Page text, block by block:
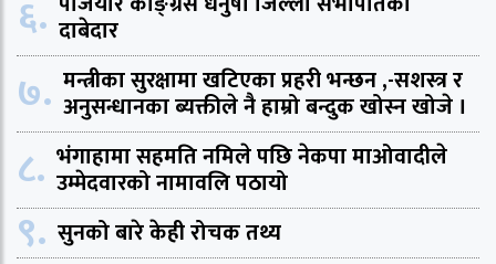
६. दाबेदार
७. मन्त्रीका सुरक्षामा खटिएका प्रहरी भन्छन ,-सशस्त्र र
अनुसन्धानका ब्यक्तीले नै हाम्रो बन्दुक खोस्न खोजे ।
८. भंगाहामा सहमति नमिले पछि नेकपा माओवादीले
उम्मेदवारको नामावलि पठायो
९. सुनको बारे केही रोचक तथ्य